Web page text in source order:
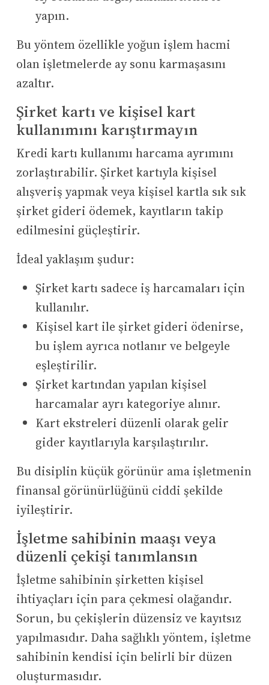
yapın.
Bu yöntem özellikle yoğun işlem hacmi
olan işletmelerde ay sonu karmaşasını
azaltır.
Şirket kartı ve kişisel kart
kullanımını karıştırmayın
Kredi kartı kullanımı harcama ayrımını
zorlaştırabilir. Şirket kartıyla kişisel
alışveriş yapmak veya kişisel kartla sık sık
şirket gideri ödemek, kayıtların takip
edilmesini güçleştirir.
İdeal yaklaşım şudur:
Şirket kartı sadece iş harcamaları için
kullanılır.
Kişisel kart ile şirket gideri ödenirse,
bu işlem ayrıca notlanır ve belgeyle
eşleştirilir.
Şirket kartından yapılan kişisel
harcamalar ayrı kategoriye alınır.
Kart ekstreleri düzenli olarak gelir
gider kayıtlarıyla karşılaştırılır.
Bu disiplin küçük görünür ama işletmenin
finansal görünürlüğünü ciddi şekilde
iyileştirir.
İşletme sahibinin maaşı veya
düzenli çekişi tanımlansın
İşletme sahibinin şirketten kişisel
ihtiyaçları için para çekmesi olağandır.
Sorun, bu çekişlerin düzensiz ve kayıtsız
yapılmasıdır. Daha sağlıklı yöntem, işletme
sahibinin kendisi için belirli bir düzen
oluşturmasıdır.